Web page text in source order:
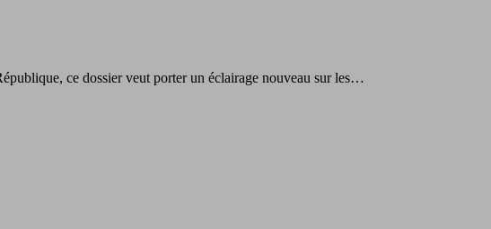
ce dossier veut porter un éclairage nouveau sur les…